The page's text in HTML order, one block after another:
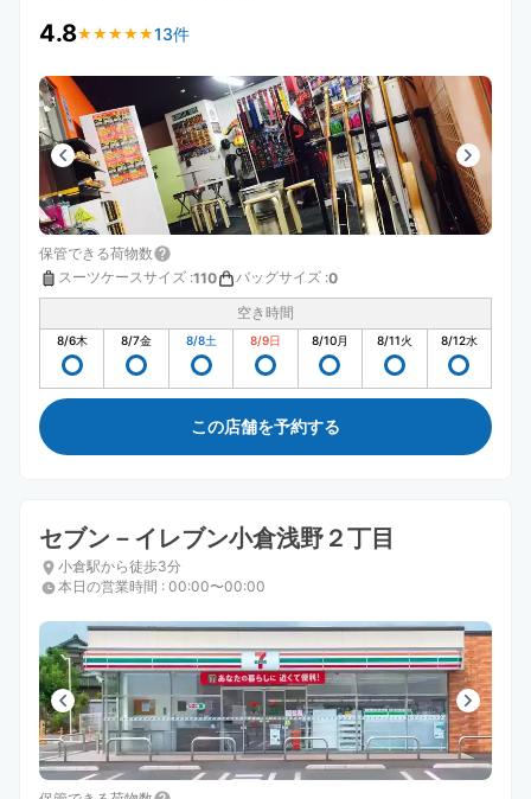
4.8★ ★ ★ ★ ★
★ ★ ★ ★ ★13件
保管できる荷物数
スーツケースサイズ :110 バッグサイズ :0
空き時間
8/6木 8/7金 8/8土 8/9日 8/10月 8/11火 8/12水
この店舗を予約する
セブン－イレブン小倉浅野２丁目
小倉駅から徒歩3分
本日の営業時間 : 00:00〜00:00